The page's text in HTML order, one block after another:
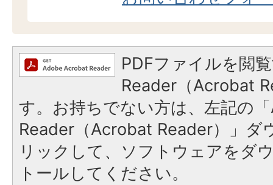
PDFファイルを閲
Reader（Acrobat
す。お持ちでない方は、左記の
Reader（Acrobat Reader）」ダ
リックして、ソフトウェアをダ
トールしてください。